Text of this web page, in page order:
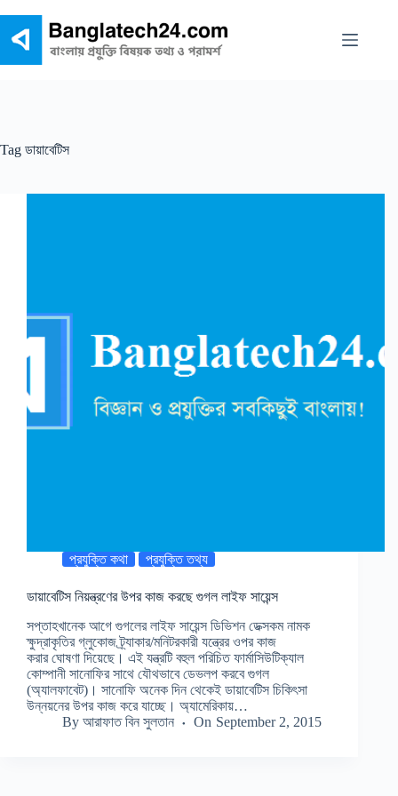
content
Tag ডায়াবেটিস
প্রযুক্তি কথা প্রযুক্তি তথ্য
ডায়াবেটিস নিয়ন্ত্রণের উপর কাজ করছে গুগল লাইফ সায়েন্স
সপ্তাহখানেক আগে গুগলের লাইফ সায়েন্স ডিভিশন ডেক্সকম নামক
ক্ষুদ্রাকৃতির গ্লুকোজ ট্র্যাকার/মনিটরকারী যন্ত্রের ওপর কাজ
করার ঘোষণা দিয়েছে। এই যন্ত্রটি বহুল পরিচিত ফার্মাসিউটিক্যাল
কোম্পানী সানোফির সাথে যৌথভাবে ডেভলপ করবে গুগল
(অ্যালফাবেট)। সানোফি অনেক দিন থেকেই ডায়াবেটিস চিকিৎসা
উন্নয়নের উপর কাজ করে যাচ্ছে। অ্যামেরিকায়…
By আরাফাত বিন সুলতান On September 2, 2015